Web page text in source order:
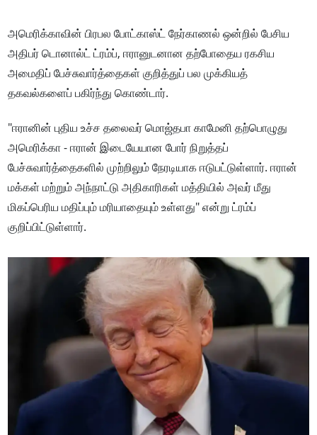
அமெரிக்காவின் பிரபல போட்காஸ்ட் நேர்காணல் ஒன்றில் பேசிய
அதிபர் டொனால்ட் ட்ரம்ப், ஈரானுடனான தற்போதைய ரகசிய
அமைதிப் பேச்சுவார்த்தைகள் குறித்துப் பல முக்கியத்
தகவல்களைப் பகிர்ந்து கொண்டார்.
"ஈரானின் புதிய உச்ச தலைவர் மொஜ்தபா காமேனி தற்பொழுது
அமெரிக்கா - ஈரான் இடையேயான போர் நிறுத்தப்
பேச்சுவார்த்தைகளில் முற்றிலும் நேரடியாக ஈடுபட்டுள்ளார். ஈரான்
மக்கள் மற்றும் அந்நாட்டு அதிகாரிகள் மத்தியில் அவர் மீது
மிகப்பெரிய மதிப்பும் மரியாதையும் உள்ளது" என்று ட்ரம்ப்
குறிப்பிட்டுள்ளார்.